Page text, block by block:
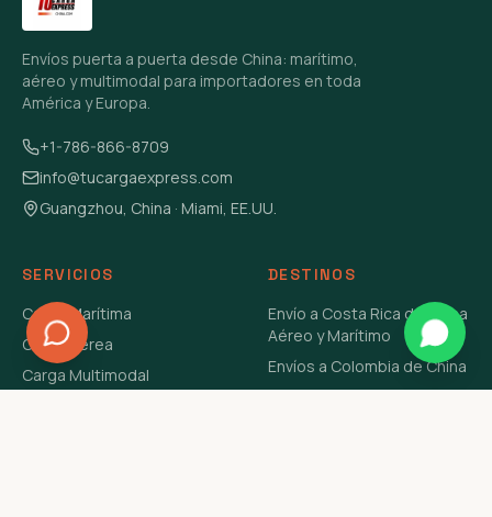
Envíos puerta a puerta desde China: marítimo,
aéreo y multimodal para importadores en toda
América y Europa.
+1-786-866-8709
info@tucargaexpress.com
Guangzhou, China · Miami, EE.UU.
SERVICIOS
Carga Marítima
Carga Aérea
Carga Multimodal
DESTINOS
Envío a Costa Rica de China
Aéreo y Marítimo
Envíos a Colombia de China